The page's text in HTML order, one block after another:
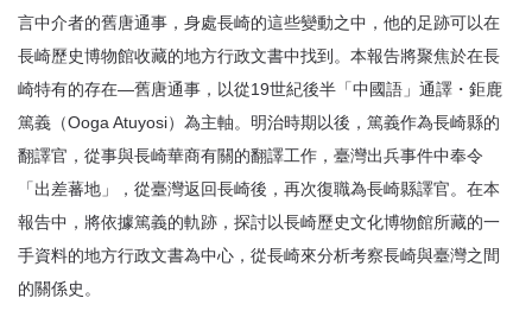
言中介者的舊唐通事，身處長崎的這些變動之中，他的足跡可以在
長崎歷史博物館收藏的地方行政文書中找到。本報告將聚焦於在長
崎特有的存在—舊唐通事，以從19世紀後半「中國語」通譯・鉅鹿
篤義（Ooga Atuyosi）為主軸。明治時期以後，篤義作為長崎縣的
翻譯官，從事與長崎華商有關的翻譯工作，臺灣出兵事件中奉令
「出差蕃地」，從臺灣返回長崎後，再次復職為長崎縣譯官。在本
報告中，將依據篤義的軌跡，探討以長崎歷史文化博物館所藏的一
手資料的地方行政文書為中心，從長崎來分析考察長崎與臺灣之間
的關係史。